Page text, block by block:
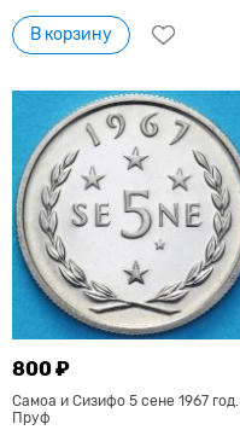
В корзину
800 ₽
Самоа и Сизифо 5 сене 1967 год.
Пруф